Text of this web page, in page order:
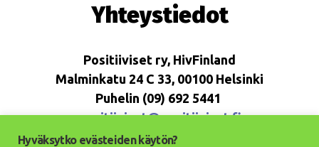
Yhteystiedot
Positiiviset ry, HivFinland
Malminkatu 24 C 33, 00100 Helsinki
Puhelin (09) 692 5441
positiiviset@positiiviset.fi
Hyväksytko evästeiden käytön?